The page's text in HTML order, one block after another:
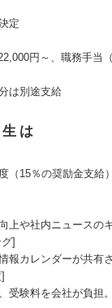
定
円～、職務手当
は別途支給
は
（15％の奨励金支給）
上や社内ニュースの
]
報カレンダーが共有
受験料を会社が負担